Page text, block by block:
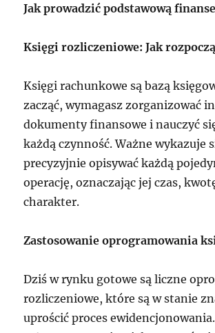
Jak prowadzić podstawową
Księgi rozliczeniowe: Jak
Księgi rachunkowe są bazą
zacząć, wymagasz zorganizować
dokumenty finansowe i nauczyć
każdą czynność. Ważne wykazuje
precyzyjnie opisywać każdą
operację, oznaczając jej czas,
charakter.
Zastosowanie oprogramowania
Dziś w rynku gotowe są liczne
rozliczeniowe, które są w stanie
uprościć proces